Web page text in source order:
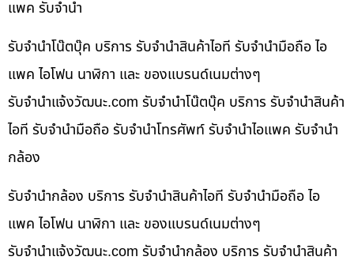
แพค รับจำนำ
รับจำนำโน๊ตบุ๊ค บริการ รับจำนำสินค้าไอที รับจำนำมือถือ ไอ
แพค ไอโฟน นาฬิกา และ ของแบรนด์เนมต่างๆ
รับจํานําแจ้งวัฒนะ.com รับจำนำโน๊ตบุ๊ค บริการ รับจำนำสินค้า
ไอที รับจำนำมือถือ รับจำนำโทรศัพท์ รับจำนำไอแพค รับจำนำ
กล้อง
รับจำนำกล้อง บริการ รับจำนำสินค้าไอที รับจำนำมือถือ ไอ
แพค ไอโฟน นาฬิกา และ ของแบรนด์เนมต่างๆ
รับจํานําแจ้งวัฒนะ.com รับจำนำกล้อง บริการ รับจำนำสินค้า